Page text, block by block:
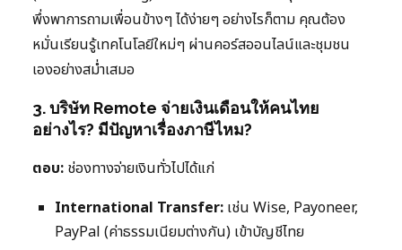
พึ่งพาการถามเพื่อนข้างๆ ได้ง่ายๆ อย่างไรก็ตาม คุณต้อง
หมั่นเรียนรู้เทคโนโลยีใหม่ๆ ผ่านคอร์สออนไลน์และชุมชน
เองอย่างสม่ำเสมอ
3. บริษัท Remote จ่ายเงินเดือนให้คนไทย
อย่างไร? มีปัญหาเรื่องภาษีไหม?
ตอบ: ช่องทางจ่ายเงินทั่วไปได้แก่
International Transfer: เช่น Wise, Payoneer,
PayPal (ค่าธรรมเนียมต่างกัน) เข้าบัญชีไทย